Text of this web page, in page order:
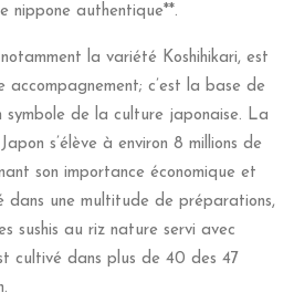
nippone authentique**.
la variété Koshihikari, est
accompagnement; c’est la base de
symbole de la culture japonaise. La
s’élève à environ 8 millions de
son importance économique et
dans une multitude de préparations,
sushis au riz nature servi avec
cultivé dans plus de 40 des 47